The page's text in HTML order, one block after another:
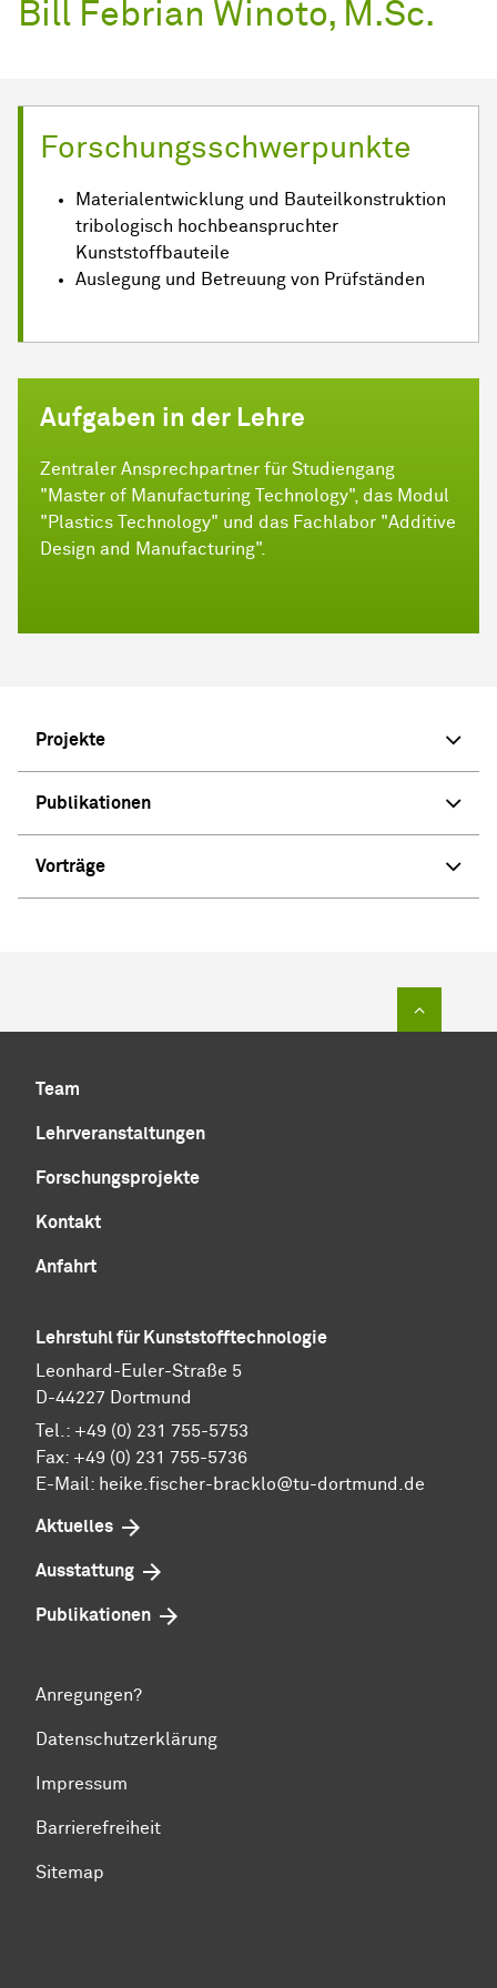
Bill Febrian Winoto, M.Sc.
Forschungsschwerpunkte
Materialentwicklung und Bauteilkonstruktion
tribologisch hochbeanspruchter
Kunststoffbauteile
Auslegung und Betreuung von Prüfständen
Aufgaben in der Lehre
Zentraler Ansprechpartner für Studiengang
"Master of Manufacturing Technology", das Modul
"Plastics Technology" und das Fachlabor "Additive
Design and Manufacturing".
Projekte
Publikationen
Vorträge
Team
Lehrveranstaltungen
Forschungsprojekte
Kontakt
Anfahrt
Lehrstuhl für Kunststofftechnologie
Leonhard-Euler-Straße 5
D-44227 Dortmund
Tel.: +49 (0) 231 755-5753
Fax: +49 (0) 231 755-5736
E-Mail: heike.fischer-bracklo@tu-dortmund.de
Aktuelles
Ausstattung
Publikationen
Anregungen?
Datenschutzerklärung
Impressum
Barrierefreiheit
Sitemap